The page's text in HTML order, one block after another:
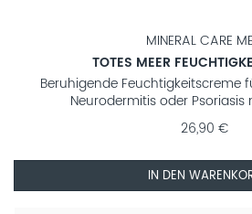
MINERAL CARE
TOTES MEER
Beruhigende Feuchtigkeitscreme
Neurodermitis oder Psoriasis
26,90 €
IN DEN